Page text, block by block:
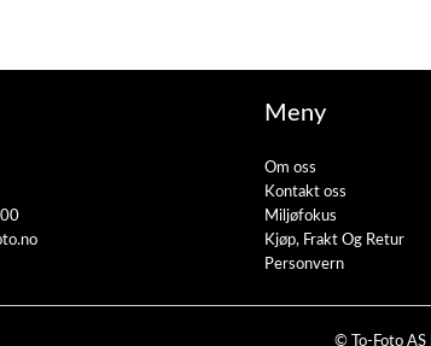
Meny
Om oss
Kontakt oss
Miljøfokus
Kjøp, Frakt Og Retur
Personvern
© To-Foto AS |